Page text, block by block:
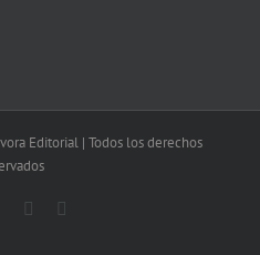
Editorial | Todos los derechos
Instagram